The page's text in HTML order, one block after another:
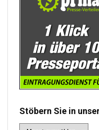
Stöbern Sie in